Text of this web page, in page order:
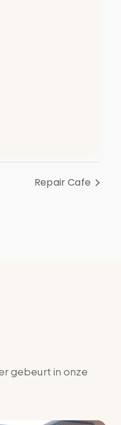
Repair Cafe
gebeurt in onze